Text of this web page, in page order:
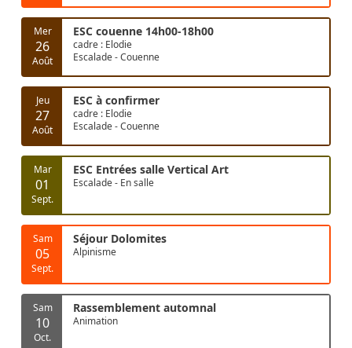
Mer
26
Août
ESC couenne 14h00-18h00
cadre : Elodie
Escalade - Couenne
Jeu
27
Août
ESC à confirmer
cadre : Elodie
Escalade - Couenne
Mar
01
Sept.
ESC Entrées salle Vertical Art
Escalade - En salle
Sam
05
Sept.
Séjour Dolomites
Alpinisme
Sam
10
Oct.
Rassemblement automnal
Animation